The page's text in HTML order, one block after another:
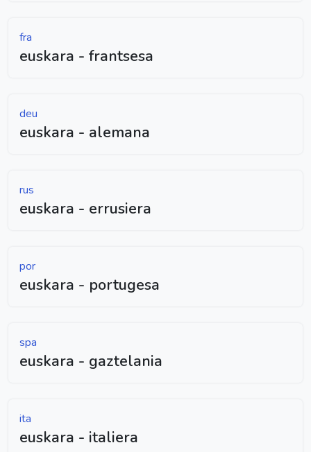
fra
euskara - frantsesa
deu
euskara - alemana
rus
euskara - errusiera
por
euskara - portugesa
spa
euskara - gaztelania
ita
euskara - italiera